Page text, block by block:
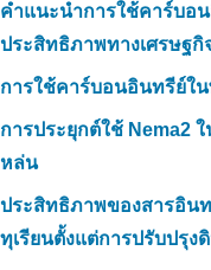
คำแนะนำการใช้คาร์บอ
ประสิทธิภาพทางเศรษฐกิ
การใช้คาร์บอนอินทรีย์ใ
การประยุกต์ใช้ Nema2
หล่น
ประสิทธิภาพของสารอิน
ทุเรียนตั้งแต่การปรับปรุ